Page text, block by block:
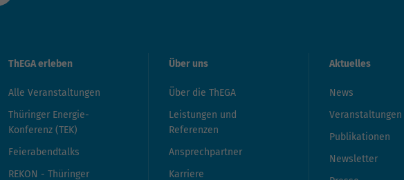
ThEGA erleben
Alle Veranstaltungen
Thüringer Energie-
Konferenz (TEK)
Feierabendtalks
REKON - Thüringer
Über uns
Über die ThEGA
Leistungen und
Referenzen
Ansprechpartner
Karriere
Aktuelles
News
Veranstaltungen
Publikationen
Newsletter